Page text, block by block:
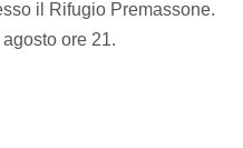
il Rifugio Premassone.
ore 21.